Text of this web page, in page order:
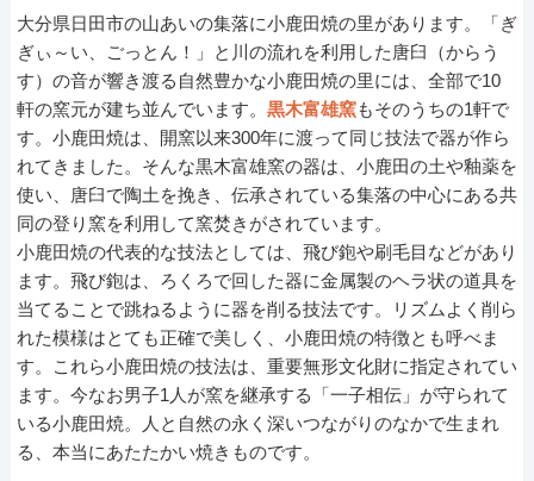
大分県日田市の山あいの集落に小鹿田焼の里があります。「ぎ
ぎぃ～い、ごっとん！」と川の流れを利用した唐臼（からう
す）の音が響き渡る自然豊かな小鹿田焼の里には、全部で10
軒の窯元が建ち並んでいます。 黒木富雄窯もそのうちの1軒で
す。小鹿田焼は、開窯以来300年に渡って同じ技法で器が作ら
れてきました。そんな黒木富雄窯の器は、小鹿田の土や釉薬を
使い、唐臼で陶土を挽き、伝承されている集落の中心にある共
同の登り窯を利用して窯焚きがされています。
小鹿田焼の代表的な技法としては、飛び鉋や刷毛目などがあり
ます。飛び鉋は、ろくろで回した器に金属製のヘラ状の道具を
当てることで跳ねるように器を削る技法です。リズムよく削ら
れた模様はとても正確で美しく、小鹿田焼の特徴とも呼べま
す。これら小鹿田焼の技法は、重要無形文化財に指定されてい
ます。今なお男子1人が窯を継承する「一子相伝」が守られて
いる小鹿田焼。人と自然の永く深いつながりのなかで生まれ
る、本当にあたたかい焼きものです。